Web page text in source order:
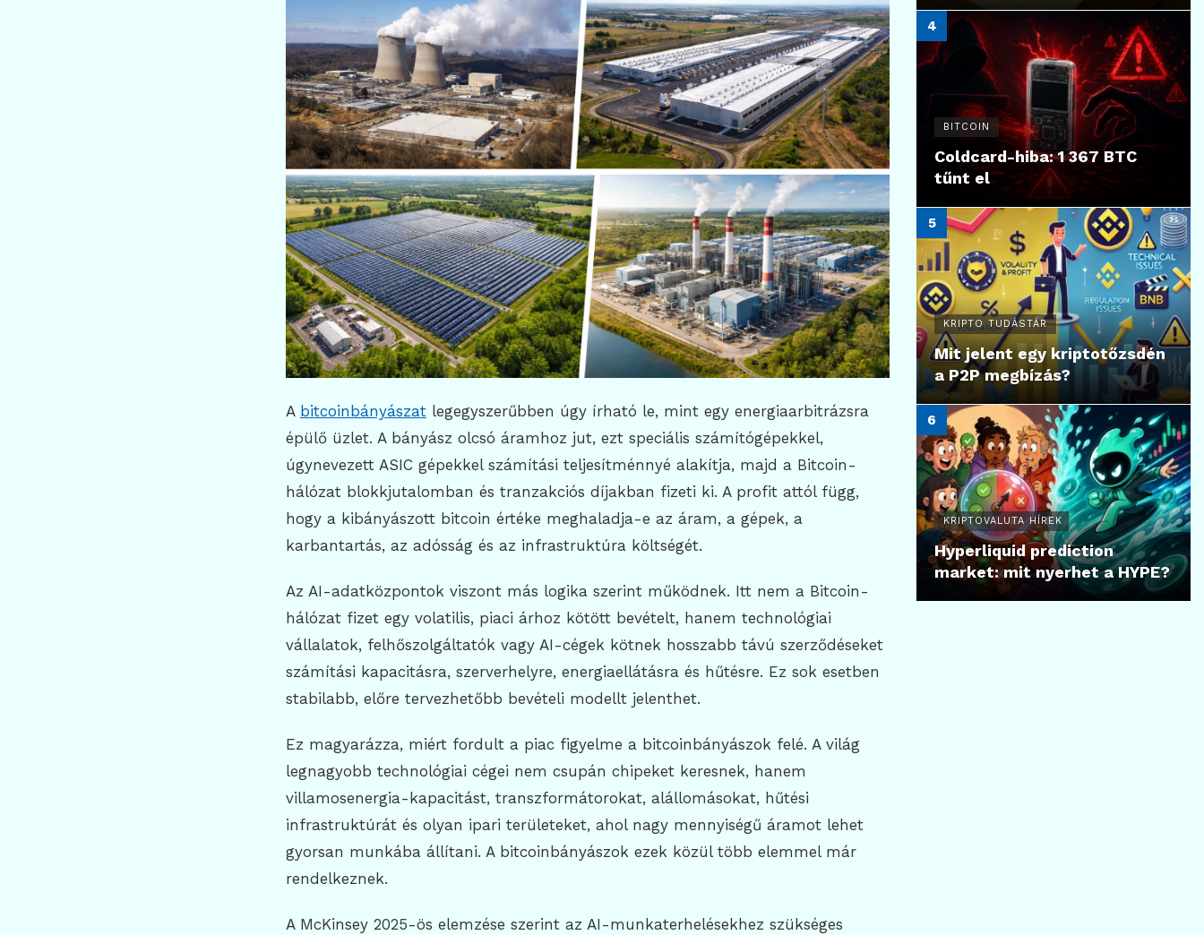
A bitcoinbányászat legegyszerűbben úgy írható le, mint egy energiaarbitrázsra
épülő üzlet. A bányász olcsó áramhoz jut, ezt speciális számítógépekkel,
úgynevezett ASIC gépekkel számítási teljesítménnyé alakítja, majd a Bitcoin-
hálózat blokkjutalomban és tranzakciós díjakban fizeti ki. A profit attól függ,
hogy a kibányászott bitcoin értéke meghaladja-e az áram, a gépek, a
karbantartás, az adósság és az infrastruktúra költségét.
Az AI-adatközpontok viszont más logika szerint működnek. Itt nem a Bitcoin-
hálózat fizet egy volatilis, piaci árhoz kötött bevételt, hanem technológiai
vállalatok, felhőszolgáltatók vagy AI-cégek kötnek hosszabb távú szerződéseket
számítási kapacitásra, szerverhelyre, energiaellátásra és hűtésre. Ez sok esetben
stabilabb, előre tervezhetőbb bevételi modellt jelenthet.
Ez magyarázza, miért fordult a piac figyelme a bitcoinbányászok felé. A világ
legnagyobb technológiai cégei nem csupán chipeket keresnek, hanem
villamosenergia-kapacitást, transzformátorokat, alállomásokat, hűtési
infrastruktúrát és olyan ipari területeket, ahol nagy mennyiségű áramot lehet
gyorsan munkába állítani. A bitcoinbányászok ezek közül több elemmel már
rendelkeznek.
A McKinsey 2025-ös elemzése szerint az AI-munkaterhelésekhez szükséges
BITCOIN
Coldcard-hiba: 1 367 BTC
tűnt el
KRIPTO TUDÁSTÁR
Mit jelent egy kriptotőzsdén
a P2P megbízás?
KRIPTOVALUTA HÍREK
Hyperliquid prediction
market: mit nyerhet a HYPE?